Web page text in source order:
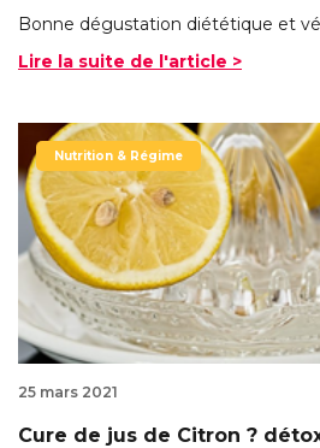
Bonne dégustation diététique et
Lire la suite de l'article >
Nutrition & Régime
25 mars 2021
Cure de jus de Citron ?